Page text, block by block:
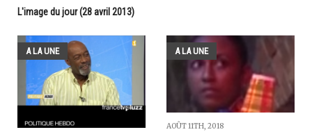
L'image du jour (28 avril 2013)
A LA UNE A LA UNE
AOÛT 11TH, 2018